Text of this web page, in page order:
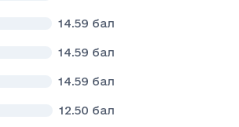
14.59 бал
14.59 бал
14.59 бал
12.50 бал